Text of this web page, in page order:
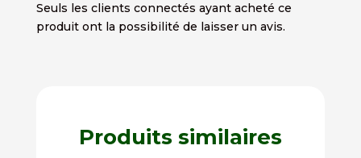
Seuls les clients connectés ayant acheté ce
produit ont la possibilité de laisser un avis.
Produits similaires